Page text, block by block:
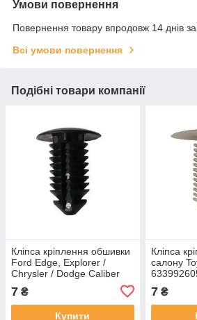
Умови повернення
Повернення товару впродовж 14 днів
Всі умови повернення
Подібні товари компанії
Кліпса кріплення обшивки
Ford Edge, Explorer /
Chrysler / Dodge Caliber
OEM:6504043
7 ₴
Купити
Кліпса
салону
7₴